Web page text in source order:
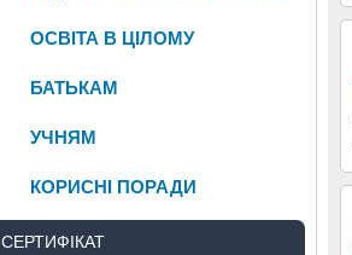
ОСВІТА В ЦІЛОМУ
БАТЬКАМ
УЧНЯМ
КОРИСНІ ПОРАДИ
СЕРТИФІКАТ